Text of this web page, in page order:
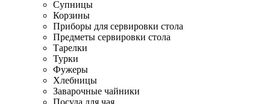
Супницы
Корзины
Приборы для сервировки стола
Предметы сервировки стола
Тарелки
Турки
Фужеры
Хлебницы
Заварочные чайники
Посуда для чая